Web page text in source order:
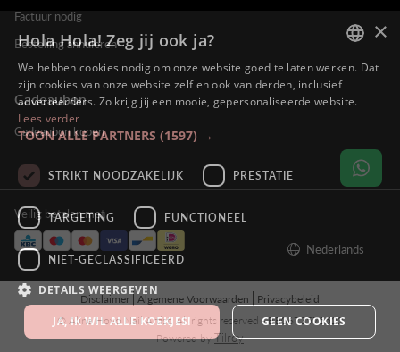
Factuur nodig
Bestelling annuleren
Cadeaubon
Cadeaubon kopen
Veilig betalen met
Nederlands
Disclaimer Algemene Voorwaarden
Privacybeleid
© Alina Hoyo Nail Artist. All rights reserved - BE0673575522
Powered byTilroy
DUTCH
ENGLISH
GERMAN
×
Hola Hola! Zeg jij ook ja?
We hebben cookies nodig om onze website goed te laten werken. Dat
zijn cookies van onze website zelf en ook van derden, inclusief
adverteerders. Zo krijg jij een mooie, gepersonaliseerde website.
Lees verder
TOON ALLE PARTNERS (1597) →
STRIKT NOODZAKELIJK PRESTATIE
TARGETING FUNCTIONEEL
NIET-GECLASSIFICEERD
DETAILS WEERGEVEN
JA, IK WIL ALLE KOEKJES! GEEN COOKIES